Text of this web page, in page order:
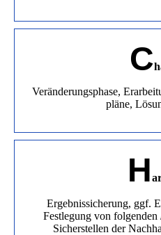
C
Veränderungsphase,
pläne,
H
Ergebnissicherung, ggf.
Festlegung von
Sicherstellen der